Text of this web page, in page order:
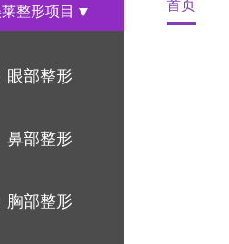
整形项目
眼部整形
鼻部整形
胸部整形
首页